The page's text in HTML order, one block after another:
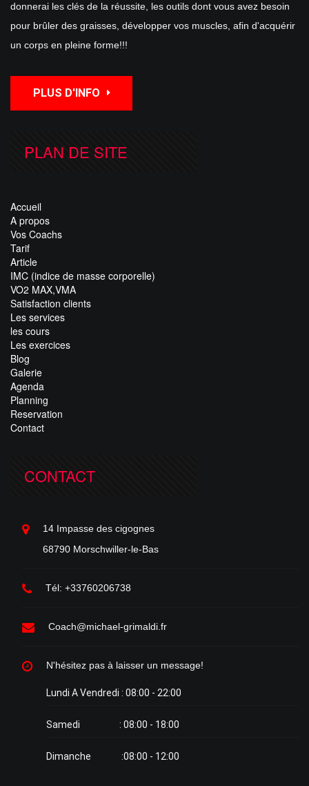
donnerai les clés de la réussite, les outils dont vous avez besoin
pour brûler des graisses, développer vos muscles, afin d'acquérir
un corps en pleine forme!!!
PLUS D'INFO
PLAN DE SITE
Accueil
A propos
Vos Coachs
Tarif
Article
IMC (indice de masse corporelle)
VO2 MAX,VMA
Satisfaction clients
Les services
les cours
Les exercices
Blog
Galerie
Agenda
Planning
Reservation
Contact
CONTACT
14 Impasse des cigognes
68790 Morschwiller-le-Bas
Tél: +33760206738
Coach@michael-grimaldi.fr
N'hésitez pas à laisser un message!
Lundi A Vendredi : 08:00 - 22:00
Samedi : 08:00 - 18:00
Dimanche :08:00 - 12:00